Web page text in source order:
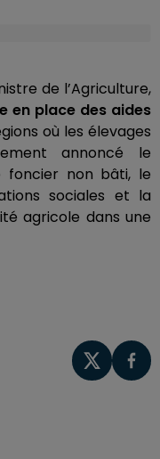
de l’Agriculture,
en place des aides
où les élevages
annoncé le
foncier non bâti, le
sociales et la
agricole dans une